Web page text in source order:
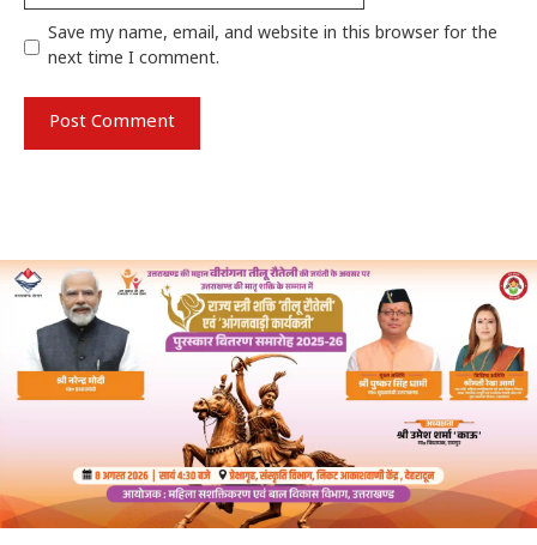
Save my name, email, and website in this browser for the
next time I comment.